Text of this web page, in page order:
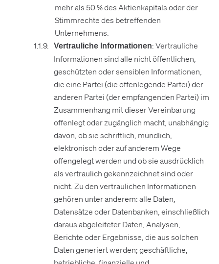
mehr als 50 % des Aktienkapitals oder der
Stimmrechte des betreffenden
Unternehmens.
Vertrauliche Informationen: Vertrauliche
Informationen sind alle nicht öffentlichen,
geschützten oder sensiblen Informationen,
die eine Partei (die offenlegende Partei) der
anderen Partei (der empfangenden Partei) im
Zusammenhang mit dieser Vereinbarung
offenlegt oder zugänglich macht, unabhängig
davon, ob sie schriftlich, mündlich,
elektronisch oder auf anderem Wege
offengelegt werden und ob sie ausdrücklich
als vertraulich gekennzeichnet sind oder
nicht. Zu den vertraulichen Informationen
gehören unter anderem: alle Daten,
Datensätze oder Datenbanken, einschließlich
daraus abgeleiteter Daten, Analysen,
Berichte oder Ergebnisse, die aus solchen
Daten generiert werden; geschäftliche,